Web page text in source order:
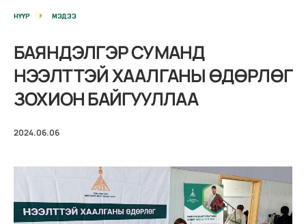
НҮҮР МЭДЭЭ
БАЯНДЭЛГЭР СУМАНД
НЭЭЛТТЭЙ ХААЛГАНЫ ӨДӨРЛӨГ
ЗОХИОН БАЙГУУЛЛАА
2024.06.06